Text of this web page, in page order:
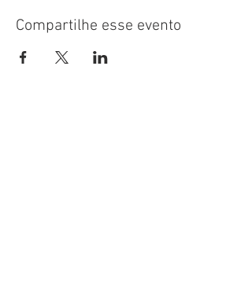
Compartilhe esse evento